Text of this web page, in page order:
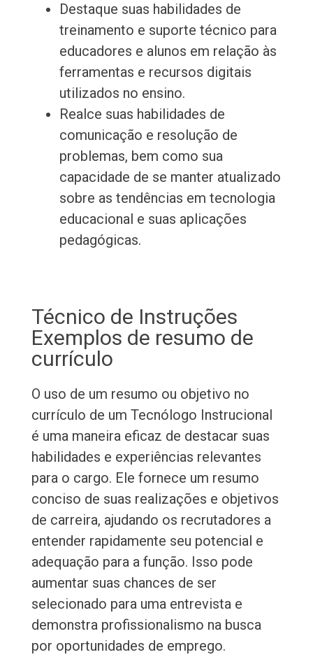
Destaque suas habilidades de
treinamento e suporte técnico para
educadores e alunos em relação às
ferramentas e recursos digitais
utilizados no ensino.
Realce suas habilidades de
comunicação e resolução de
problemas, bem como sua
capacidade de se manter atualizado
sobre as tendências em tecnologia
educacional e suas aplicações
pedagógicas.
Técnico de Instruções
Exemplos de resumo de
currículo
O uso de um resumo ou objetivo no
currículo de um Tecnólogo Instrucional
é uma maneira eficaz de destacar suas
habilidades e experiências relevantes
para o cargo. Ele fornece um resumo
conciso de suas realizações e objetivos
de carreira, ajudando os recrutadores a
entender rapidamente seu potencial e
adequação para a função. Isso pode
aumentar suas chances de ser
selecionado para uma entrevista e
demonstra profissionalismo na busca
por oportunidades de emprego.